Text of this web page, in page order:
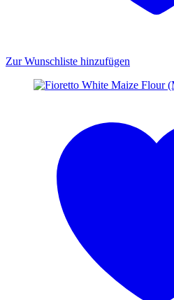
Zur Wunschliste hinzufügen